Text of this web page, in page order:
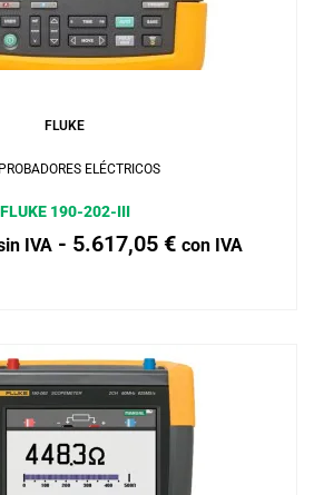
FLUKE
ELÉCTRICOS
FLUKE 190-202-III
IVA- 5.617,05 € con IVA